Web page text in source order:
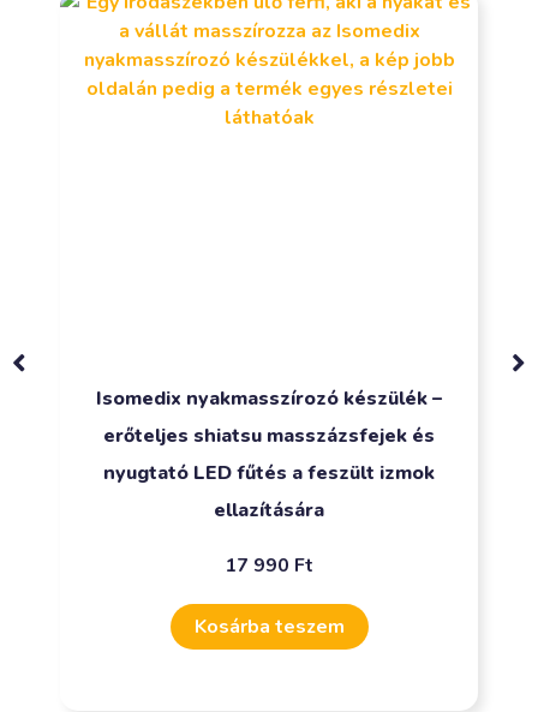
Isomedix nyakmasszírozó készülék –
erőteljes shiatsu masszázsfejek és
nyugtató LED fűtés a feszült izmok
ellazítására
17 990 Ft
Kosárba teszem